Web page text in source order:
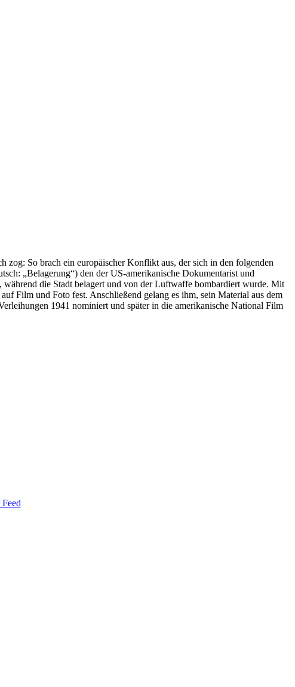
zog: So brach ein europäischer Konflikt aus, der sich in den folgenden
„Belagerung“) den der US-amerikanische Dokumentarist und
die Stadt belagert und von der Luftwaffe bombardiert wurde. Mit
Film und Foto fest. Anschließend gelang es ihm, sein Material aus dem
1941 nominiert und später in die amerikanische National Film